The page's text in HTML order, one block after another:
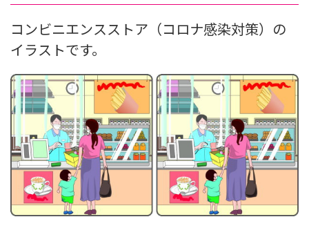
コンビニエンスストア（コロナ感染対策）の
イラストです。